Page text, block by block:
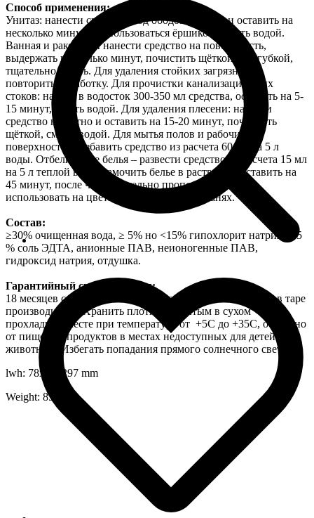
Способ применения:
Унитаз: нанести средство под ободок унитаза и оставить на
несколько минут, воспользоваться ёршиком, смыть водой.
Ванная и раковина
:нанести средство на поверхность,
выдержать несколько минут, почистить щёткой или губкой,
тщательно смыть. Для удаления стойких загрязнений
повторить обработку. Для прочистки канализационных
стоков: налить в водосток 300-350 мл средства, оставить на 5-
15 минут, смыть водой. Для удаления плесени: нанести
средство на пятно и оставить на 15-20 минут, почистить
щёткой, смыть водой. Для мытья полов и рабочих
поверхностей разбавить средство из расчета 60 мл на 5 л
воды. Отбеливание белья – развести средство из расчета 15 мл
на 5 л теплой воды, замочить белье в растворе и оставить на
45 минут, после чего тщательно прополоскать. Не
использовать на цветных и деликатных тканях.
Состав:
≥30% очищенная вода, ≥ 5% но <15% гипохлорит натрия, < 5
% соль ЭДТА, анионные ПАВ, неионогенные ПАВ,
гидроксид натрия, отдушка.
Гарантийный срок хранения:
18 месяцев со дня изготовления на заводе-изготовителе в таре
производителя. Хранить плотно закрытым в сухом
прохладном месте при температуре от +5С до +35С, отдельно
от пищевых продуктов в местах недоступных для детей и
животных. Избегать попадания прямого солнечного света.
lwh: 78x60x297 mm
Weight: 851 g